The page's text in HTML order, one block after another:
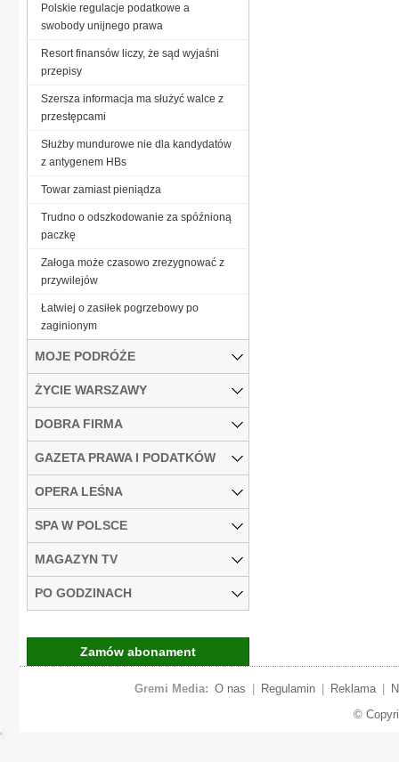
Polskie regulacje podatkowe a
swobody unijnego prawa
Resort finansów liczy, że sąd wyjaśni
przepisy
Szersza informacja ma służyć walce z
przestępcami
Służby mundurowe nie dla kandydatów
z antygenem HBs
Towar zamiast pieniądza
Trudno o odszkodowanie za spóźnioną
paczkę
Załoga może czasowo zrezygnować z
przywilejów
Łatwiej o zasiłek pogrzebowy po
zaginionym
MOJE PODRÓŻE
ŻYCIE WARSZAWY
DOBRA FIRMA
GAZETA PRAWA I PODATKÓW
OPERA LEŚNA
SPA W POLSCE
MAGAZYN TV
PO GODZINACH
Zamów abonament
Gremi Media: O nas Regulamin Reklama
©